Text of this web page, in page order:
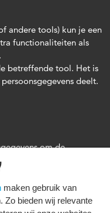
maken gebruik van
Zo bieden wij relevante
andere tools) kun je een
functionaliteiten als
betreffende tool. Het is
deelt.
om de
andere voor het
over reserveringen.
Utrecht